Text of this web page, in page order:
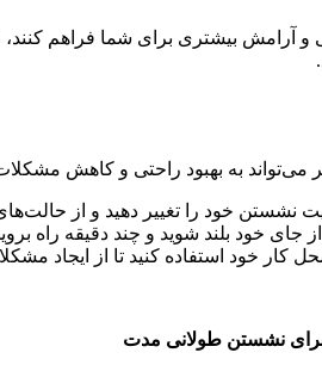
و آرامش بیشتری برای شما فراهم
می‌تواند به بهبود راحتی و کاهش
نشستن خود را تغییر دهید و از
کار خود استفاده کنید تا از ایجاد
نشستن طولانی مدت